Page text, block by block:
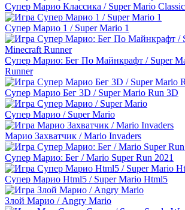
Супер Марио Классика / Super Mario Classic
Супер Марио 1 / Super Mario 1
Супер Марио: Бег По Майнкрафт / Super
Runner
Супер Марио Бег 3D / Super Mario Run 3D
Супер Марио / Super Mario
Марио Захватчик / Mario Invaders
Супер Марио: Бег / Mario Super Run 2021
Супер Марио Html5 / Super Mario Html5
Злой Марио / Angry Mario